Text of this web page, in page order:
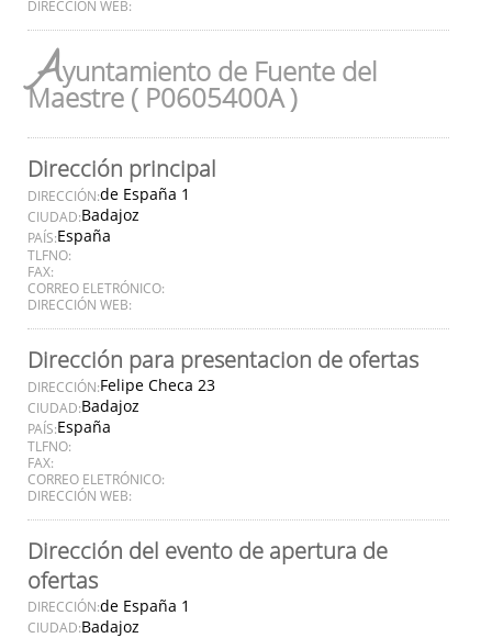
DIRECCIÓN WEB:
Ayuntamiento de Fuente del
Maestre ( P0605400A )
Dirección principal
DIRECCIÓN:de España 1
CIUDAD:Badajoz
PAÍS:España
TLFNO:
FAX:
CORREO ELETRÓNICO:
DIRECCIÓN WEB:
Dirección para presentacion de ofertas
DIRECCIÓN:Felipe Checa 23
CIUDAD:Badajoz
PAÍS:España
TLFNO:
FAX:
CORREO ELETRÓNICO:
DIRECCIÓN WEB:
Dirección del evento de apertura de
ofertas
DIRECCIÓN:de España 1
CIUDAD:Badajoz